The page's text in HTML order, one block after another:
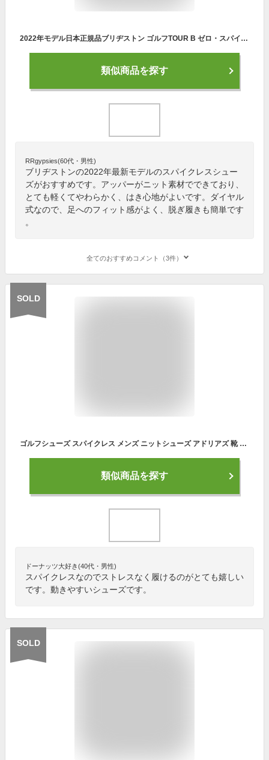
2022年モデル日本正規品ブリヂストン ゴルフTOUR B ゼロ・スパイク バイター ライト ニットスパイクレス ゴルフシューズBoa システム「BRIDGESTONE GOLF ZSP-BITER LIGHT SHG220」【あす楽対応】
類似商品を探す
RRgypsies(60代・男性)
ブリヂストンの2022年最新モデルのスパイクレスシュー
ズがおすすめです。アッパーがニット素材でできており、
とても軽くてやわらかく、はき心地がよいです。ダイヤル
式なので、足へのフィット感がよく、脱ぎ履きも簡単です
。
全てのおすすめコメント（3件）
SOLD
ゴルフシューズ スパイクレス メンズ ニットシューズ アドリアズ 靴 AdriaZ 撥水
類似商品を探す
ドーナッツ大好き(40代・男性)
スパイクレスなのでストレスなく履けるのがとても嬉しい
です。動きやすいシューズです。
SOLD